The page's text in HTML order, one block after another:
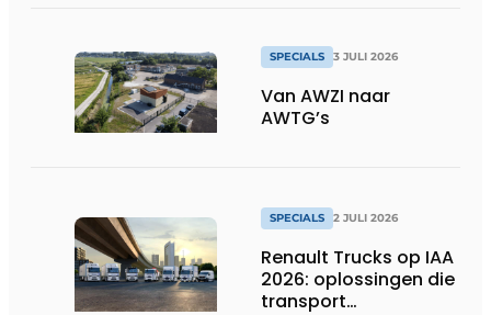
SPECIALS 3 JULI 2026
Van AWZI naar
AWTG’s
SPECIALS 2 JULI 2026
Renault Trucks op IAA
2026: oplossingen die
transport